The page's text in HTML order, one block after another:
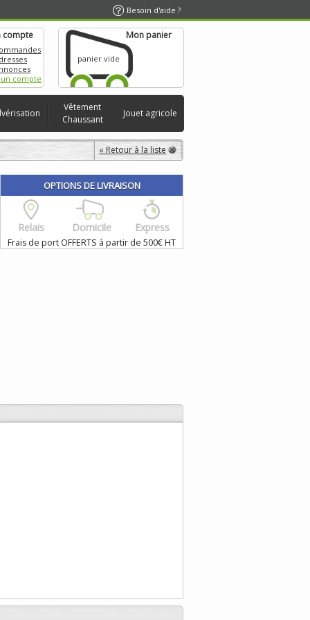
Besoin d'aide ?
compte
compte
Mon panier
panier vide
Vêtement
Chaussant
Jouet agricole
« Retour à la liste
OPTIONS DE LIVRAISON
Relais Domicile Express
Frais de port OFFERTS à partir de 500€ HT